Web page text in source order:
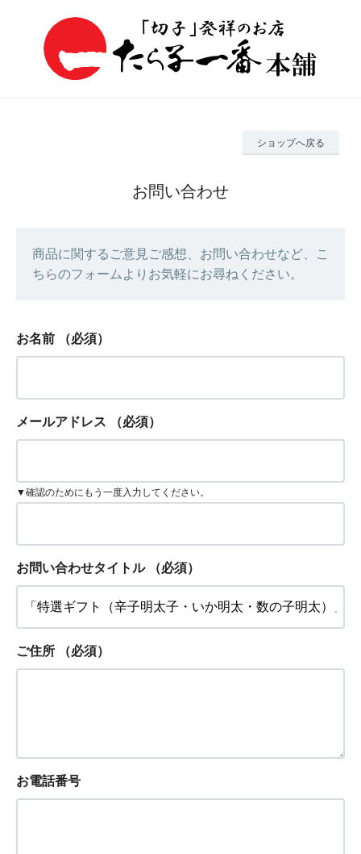
ショップへ戻る
お問い合わせ
商品に関するご意見ご感想、お問い合わせなど、こ
ちらのフォームよりお気軽にお尋ねください。
お名前 （必須）
メールアドレス （必須）
▼確認のためにもう一度入力してください。
お問い合わせタイトル （必須）
ご住所 （必須）
お電話番号